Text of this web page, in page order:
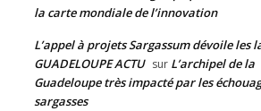
la carte mondiale de l’innovation
L’appel à projets Sargassum dévoile les
GUADELOUPE ACTU sur L’archipel de la
Guadeloupe très impacté par les
sargasses